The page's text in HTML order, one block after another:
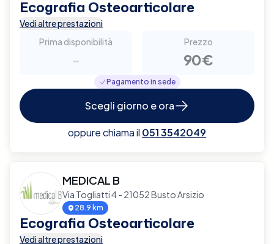
Ecografia Osteoarticolare
Vedi altre prestazioni
Prima disponibilità
-
Prezzo
90€
Pagamento in sede
Scegli giorno e ora
oppure chiama il 051 3542049
MEDICAL B
Via Togliatti 4 - 21052 Busto Arsizio
28.9 km
Ecografia Osteoarticolare
Vedi altre prestazioni